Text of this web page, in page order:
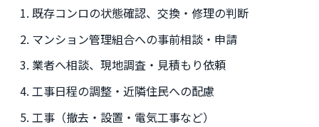
既存コンロの状態確認、交換・修理の判断
マンション管理組合への事前相談・申請
業者へ相談、現地調査・見積もり依頼
工事日程の調整・近隣住民への配慮
工事（撤去・設置・電気工事など）